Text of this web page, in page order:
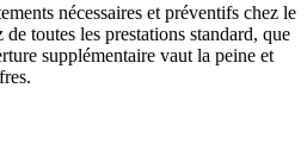
nécessaires et préventifs chez le
toutes les prestations standard, que
supplémentaire vaut la peine et